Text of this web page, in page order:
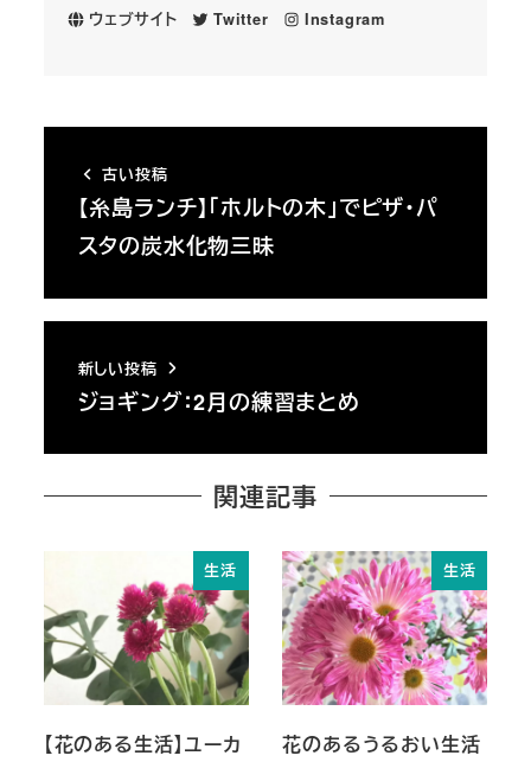
ウェブサイト Twitter Instagram
古い投稿
【糸島ランチ】「ホルトの木」でピザ・パ
スタの炭水化物三昧
新しい投稿
ジョギング：2月の練習まとめ
関連記事
生活
【花のある生活】ユーカ
生活
花のあるうるおい生活